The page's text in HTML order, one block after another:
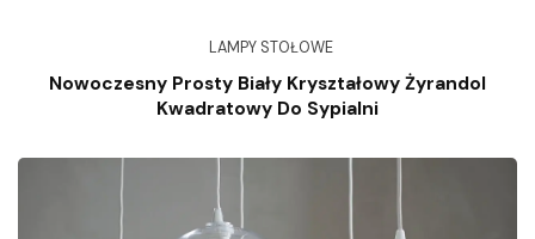
LAMPY STOŁOWE
Nowoczesny Prosty Biały Kryształowy Żyrandol
Kwadratowy Do Sypialni